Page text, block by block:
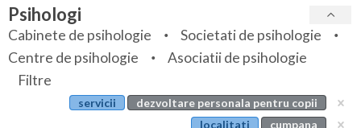
Bihor
Bistrita-Nasaud
Botosani
Specialitati
Servicii
Articole
Evenimente
Psihologi
Cabinete de psihologie
Societati de psihologie
Centre de psihologie
Asociatii de psihologie
Filtre
servicii
dezvoltare personala pentru copii
localitati
cumpana